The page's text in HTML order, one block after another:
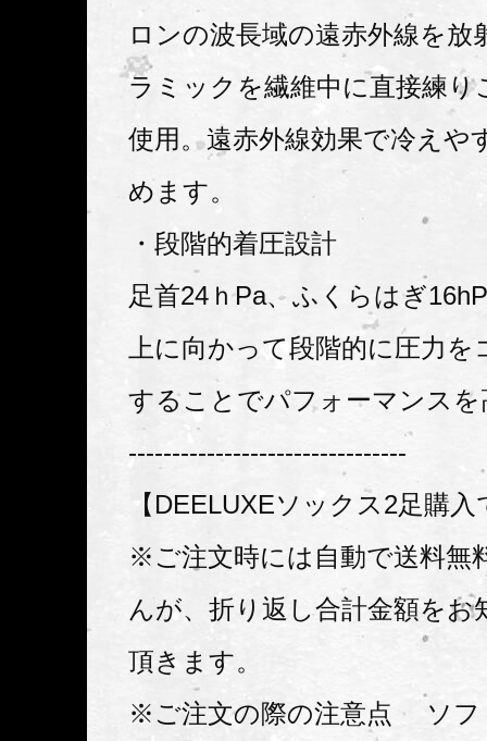
ロンの波長域の遠赤外線を放
ラミックを繊維中に直接練り
使用。遠赤外線効果で冷えや
めます。
・段階的着圧設計
足首24ｈPa、ふくらはぎ
上に向かって段階的に圧力を
することでパフォーマンス
--------------------------------
【DEELUXEソックス2足購
※ご注文時には自動で送料無
んが、折り返し合計金額をお
頂きます。
※ご注文の際の注意点 ソフ